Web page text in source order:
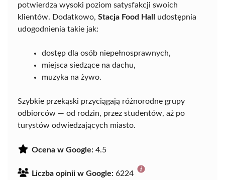
potwierdza wysoki poziom satysfakcji swoich
klientów. Dodatkowo, Stacja Food Hall
udostępnia
udogodnienia takie jak:
dostęp dla osób niepełnosprawnych,
miejsca siedzące na dachu,
muzyka na żywo.
Szybkie przekąski przyciągają różnorodne grupy
odbiorców — od rodzin, przez studentów, aż po
turystów odwiedzających miasto.
Ocena w Google: 4.5
Liczba opinii w Google: 6224